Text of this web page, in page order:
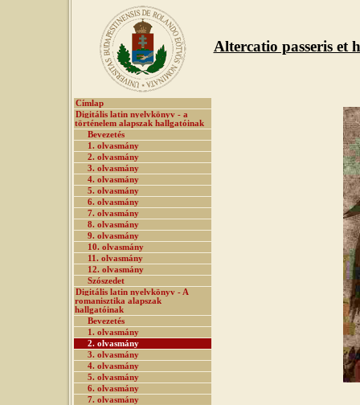
Címlap
Digitális latin nyelvkönyv - a
történelem alapszak hallgatóinak
Bevezetés
1. olvasmány
2. olvasmány
3. olvasmány
4. olvasmány
5. olvasmány
6. olvasmány
7. olvasmány
8. olvasmány
9. olvasmány
10. olvasmány
11. olvasmány
12. olvasmány
Szószedet
Digitális latin nyelvkönyv - A
romanisztika alapszak
hallgatóinak
Bevezetés
1. olvasmány
2. olvasmány
3. olvasmány
4. olvasmány
5. olvasmány
6. olvasmány
7. olvasmány
Altercatio passeris et